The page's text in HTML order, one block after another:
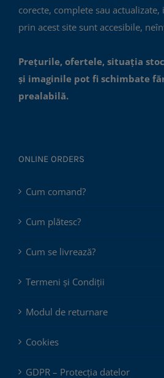
corecte, complete sau
prin acest site sunt accesibile,
Prețurile, ofertele, situația
și imaginile pot fi schimbate
prealabilă.
ONLINE ORDERS
Cum comand?
Cum plătesc?
Cum se livrează?
Termeni și Condiții
Modul de returnare
Cookies
GDPR – Protecția datelor